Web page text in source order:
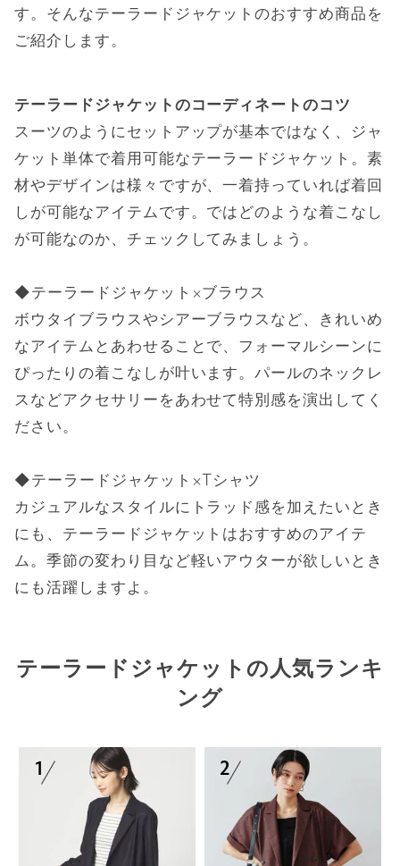
す。そんなテーラードジャケットのおすすめ商品を
ご紹介します。
テーラードジャケットのコーディネートのコツ
スーツのようにセットアップが基本ではなく、ジャ
ケット単体で着用可能なテーラードジャケット。素
材やデザインは様々ですが、一着持っていれば着回
しが可能なアイテムです。ではどのような着こなし
が可能なのか、チェックしてみましょう。
◆テーラードジャケット×ブラウス
ボウタイブラウスやシアーブラウスなど、きれいめ
なアイテムとあわせることで、フォーマルシーンに
ぴったりの着こなしが叶います。パールのネックレ
スなどアクセサリーをあわせて特別感を演出してく
ださい。
◆テーラードジャケット×Tシャツ
カジュアルなスタイルにトラッド感を加えたいとき
にも、テーラードジャケットはおすすめのアイテ
ム。季節の変わり目など軽いアウターが欲しいとき
にも活躍しますよ。
テーラードジャケットの人気ランキ
ング